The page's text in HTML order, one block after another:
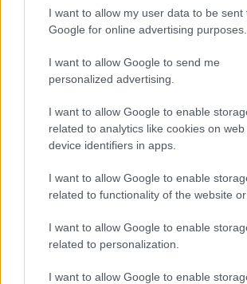
I want to allow my user data to be sent
Google for online advertising purposes.
I want to allow Google to send me
personalized advertising.
I want to allow Google to enable
related to analytics like cookies on
device identifiers in apps.
I want to allow Google to enable
related to functionality of the website or
I want to allow Google to enable
related to personalization.
I want to allow Google to enable
Analisi dettagliata delle stime finanziarie e
nel 2026
Edoardo Vitali · 6 Ago 2026
FINANZA